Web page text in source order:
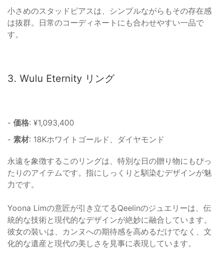
小さめのスタッドピアスは、シンプルながらもその存在感
は抜群。日常のコーディネートにも合わせやすい一品で
す。
3. Wulu Eternity リング
- 価格: ¥1,093,400
- 素材: 18Kホワイトゴールド、ダイヤモンド
永遠を象徴するこのリングは、特別な日の贈り物にもぴっ
たりのアイテムです。指にしっくりと馴染むデザインが魅
力です。
Yoona Limの意匠が引き立てるQeelinのジュエリーは、伝
統的な技術と現代的なデザインが絶妙に融合しています。
彼女の裝いは、カンヌへの期待感を高めるだけでなく、文
化的な遺産と現代の美しさを見事に表現しています。